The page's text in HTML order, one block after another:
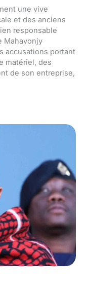
une vive
et des anciens
responsable
Mahavonjy
accusations portant
matériel, des
de son entreprise,